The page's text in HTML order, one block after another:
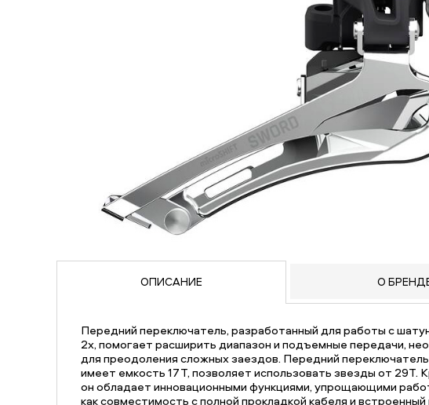
ОПИСАНИЕ О
Передний переключатель, разработанный для работы с
2x, помогает расширить диапазон и подъемные передачи,
для преодоления сложных заездов. Передний
имеет емкость 17Т, позволяет использовать звезды от 29Т.
он обладает инновационными функциями, упрощающими
как совместимость с полной прокладкой кабеля и